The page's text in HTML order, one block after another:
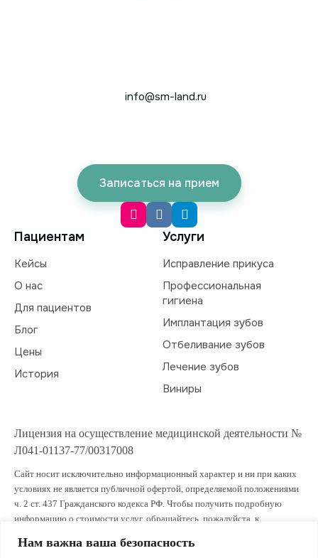
Нам важна ваша безопасность
info@sm-land.ru
Записаться на прием
Пациентам
Кейсы
О нас
Для пациентов
Блог
Цены
История
Услуги
Исправление прикуса
Профессиональная
гигиена
Имплантация зубов
Отбеливание зубов
Лечение зубов
Виниры
Лицензия на осуществление медицинской деятельности №
Л041-01137-77/00317008
Сайт носит исключительно информационный характер и ни при каких
условиях не является публичной офертой, определяемой положениями
ч. 2 ст. 437 Гражданского кодекса РФ. Чтобы получить подробную
информацию о стоимости услуг, обращайтесь, пожалуйста, к